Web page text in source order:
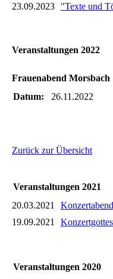
23.09.2023
"Texte und
Veranstaltungen 2022
Frauenabend Morsbach
Datum:
26.11.2022
Zurück zur Übersicht
Veranstaltungen 2021
20.03.2021
19.09.2021
Veranstaltungen 2020